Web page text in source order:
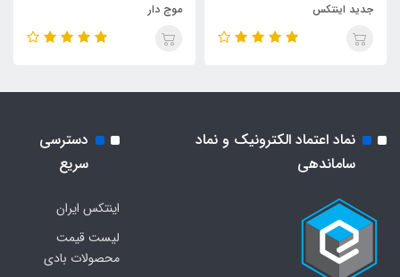
جدید اینتکس
موج دار
نماد اعتماد الکترونیک و نماد
ساماندهی
دسترسی
سریع
اینتکس ایران
لیست قیمت
محصولات بادی